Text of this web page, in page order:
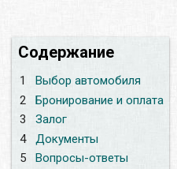
Содержание
1
Выбор автомобиля
2
Бронирование и оплата
3
Залог
4
Документы
5
Вопросы-ответы